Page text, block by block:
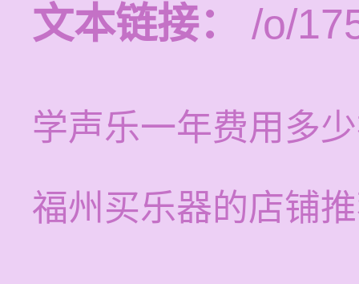
文本链接：
/o/
学声乐一年费用多
福州买乐器的店铺